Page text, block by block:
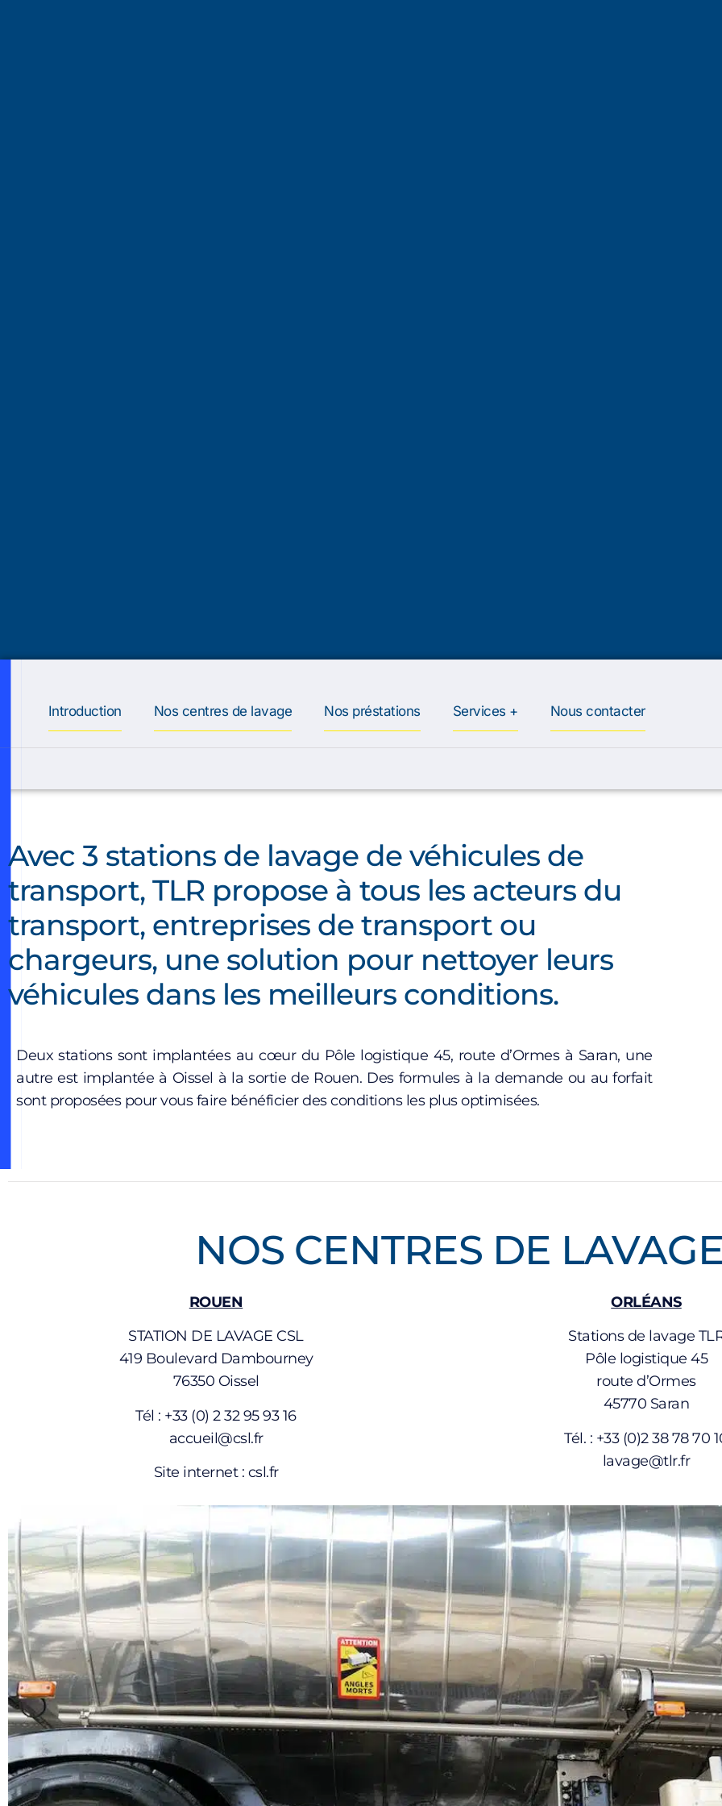
Introduction Nos centres de lavage Nos préstations Services + Nous contacter
Avec 3 stations de lavage de véhicules de
transport, TLR propose à tous les acteurs du
transport, entreprises de transport ou
chargeurs, une solution pour nettoyer leurs
véhicules dans les meilleurs conditions.
Deux stations sont implantées au cœur du Pôle logistique 45, route d’Ormes à Saran, une
autre est implantée à Oissel à la sortie de Rouen. Des formules à la demande ou au forfait
sont proposées pour vous faire bénéficier des conditions les plus optimisées.
NOS CENTRES DE LAVAGE
ROUEN
STATION DE LAVAGE CSL
419 Boulevard Dambourney
76350 Oissel
Tél : +33 (0) 2 32 95 93 16
accueil@csl.fr
Site internet : csl.fr
ORLÉANS
Stations de lavage
Pôle logistique 45
route d’Ormes
45770 Saran
Tél. : +33 (0)2 38 78 70
lavage@tlr.fr